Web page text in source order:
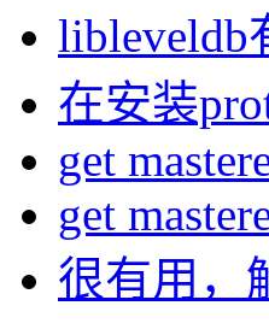
libleveldb
在安装
get
get
很有用，